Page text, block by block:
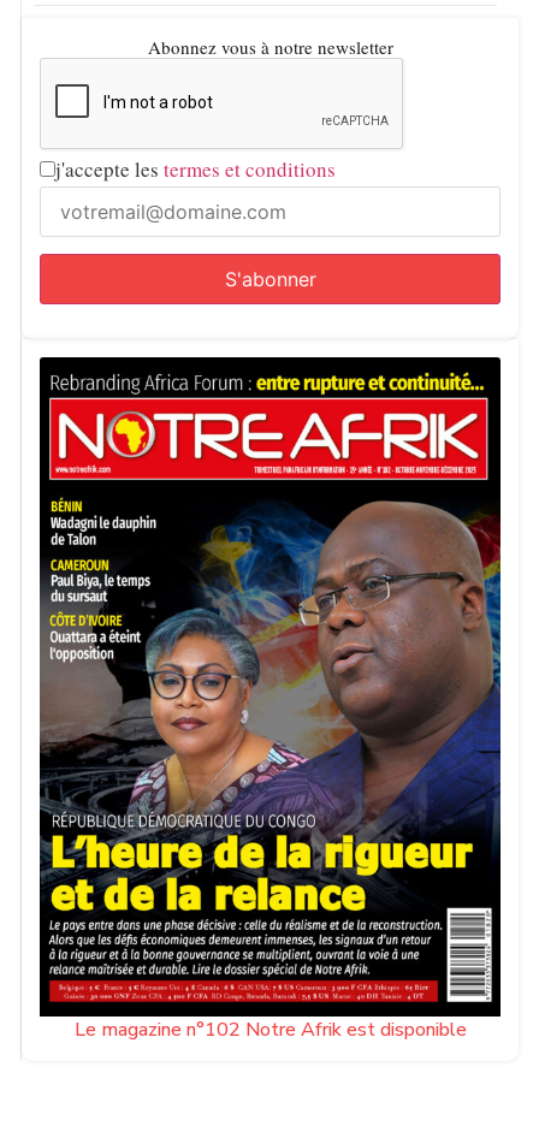
Abonnez vous à notre newsletter
j'accepte les termes et conditions
Le magazine n°102 Notre Afrik est disponible